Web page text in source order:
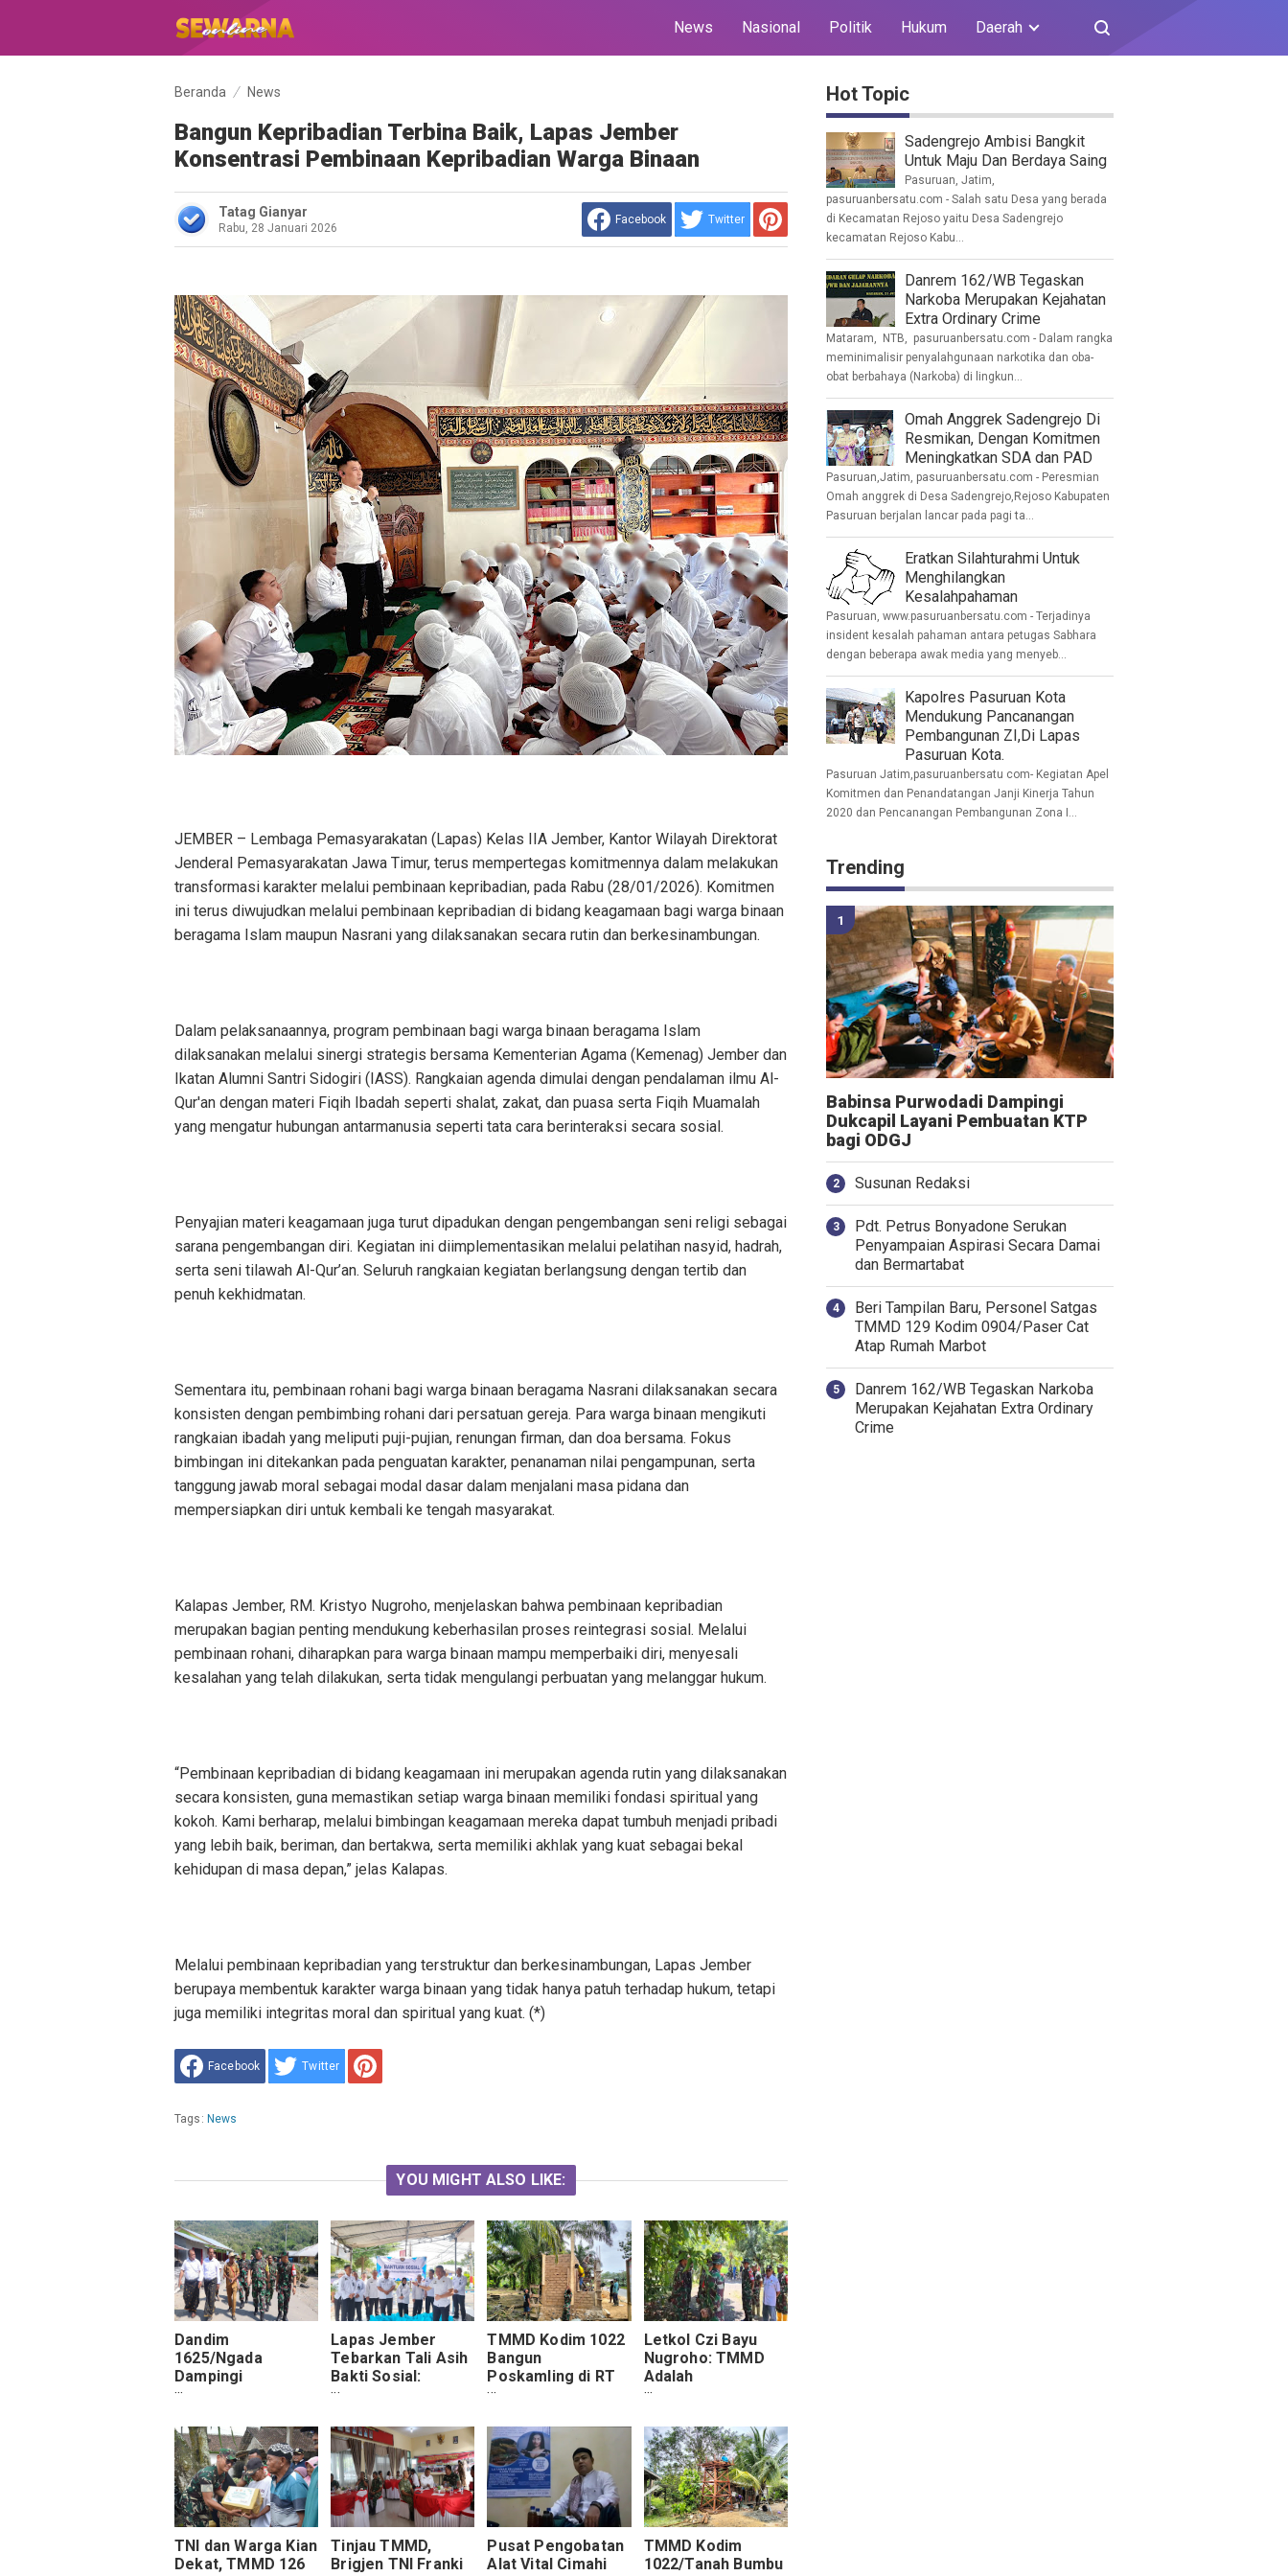
News Nasional Politik Hukum Daerah
Beranda News
Bangun Kepribadian Terbina Baik, Lapas Jember
Konsentrasi Pembinaan Kepribadian Warga Binaan
Tatag Gianyar
Rabu, 28 Januari 2026
Facebook Twitter
JEMBER – Lembaga Pemasyarakatan (Lapas) Kelas IIA Jember, Kantor Wilayah Direktorat
Jenderal Pemasyarakatan Jawa Timur, terus mempertegas komitmennya dalam melakukan
transformasi karakter melalui pembinaan kepribadian, pada Rabu (28/01/2026). Komitmen
ini terus diwujudkan melalui pembinaan kepribadian di bidang keagamaan bagi warga binaan
beragama Islam maupun Nasrani yang dilaksanakan secara rutin dan berkesinambungan.
Dalam pelaksanaannya, program pembinaan bagi warga binaan beragama Islam
dilaksanakan melalui sinergi strategis bersama Kementerian Agama (Kemenag) Jember dan
Ikatan Alumni Santri Sidogiri (IASS). Rangkaian agenda dimulai dengan pendalaman ilmu Al-
Qur'an dengan materi Fiqih Ibadah seperti shalat, zakat, dan puasa serta Fiqih Muamalah
yang mengatur hubungan antarmanusia seperti tata cara berinteraksi secara sosial.
Penyajian materi keagamaan juga turut dipadukan dengan pengembangan seni religi sebagai
sarana pengembangan diri. Kegiatan ini diimplementasikan melalui pelatihan nasyid, hadrah,
serta seni tilawah Al-Qur’an. Seluruh rangkaian kegiatan berlangsung dengan tertib dan
penuh kekhidmatan.
Sementara itu, pembinaan rohani bagi warga binaan beragama Nasrani dilaksanakan secara
konsisten dengan pembimbing rohani dari persatuan gereja. Para warga binaan mengikuti
rangkaian ibadah yang meliputi puji-pujian, renungan firman, dan doa bersama. Fokus
bimbingan ini ditekankan pada penguatan karakter, penanaman nilai pengampunan, serta
tanggung jawab moral sebagai modal dasar dalam menjalani masa pidana dan
mempersiapkan diri untuk kembali ke tengah masyarakat.
Kalapas Jember, RM. Kristyo Nugroho, menjelaskan bahwa pembinaan kepribadian
merupakan bagian penting mendukung keberhasilan proses reintegrasi sosial. Melalui
pembinaan rohani, diharapkan para warga binaan mampu memperbaiki diri, menyesali
kesalahan yang telah dilakukan, serta tidak mengulangi perbuatan yang melanggar hukum.
“Pembinaan kepribadian di bidang keagamaan ini merupakan agenda rutin yang dilaksanakan
secara konsisten, guna memastikan setiap warga binaan memiliki fondasi spiritual yang
kokoh. Kami berharap, melalui bimbingan keagamaan mereka dapat tumbuh menjadi pribadi
yang lebih baik, beriman, dan bertakwa, serta memiliki akhlak yang kuat sebagai bekal
kehidupan di masa depan,” jelas Kalapas.
Melalui pembinaan kepribadian yang terstruktur dan berkesinambungan, Lapas Jember
berupaya membentuk karakter warga binaan yang tidak hanya patuh terhadap hukum, tetapi
juga memiliki integritas moral dan spiritual yang kuat. (*)
Facebook Twitter
Tags: News
YOU MIGHT ALSO LIKE:
Dandim
1625/Ngada
Dampingi
Kunjungan Kerja
Kasad di TMMD ke-
126 Riung Barat
Lapas Jember
Tebarkan Tali Asih
Bakti Sosial:
Wujudkan
TMMD Kodim 1022
Bangun
Poskamling di RT
11 Rejosari,
Warga
Letkol Czi Bayu
Nugroho: TMMD
Adalah
Membangun
Sekaligus
Kebersamaan
TNI dan Warga Kian
Dekat, TMMD 126
Tinjau TMMD,
Brigjen TNI Franki
Pusat Pengobatan
Alat Vital Cimahi
TMMD Kodim
1022/Tanah Bumbu
Hot Topic
Sadengrejo Ambisi Bangkit
Untuk Maju Dan Berdaya Saing
Pasuruan, Jatim,
pasuruanbersatu.com - Salah satu Desa yang berada
di Kecamatan Rejoso yaitu Desa Sadengrejo
kecamatan Rejoso Kabu...
Danrem 162/WB Tegaskan
Narkoba Merupakan Kejahatan
Extra Ordinary Crime
Mataram, NTB, pasuruanbersatu.com - Dalam rangka
meminimalisir penyalahgunaan narkotika dan oba-
obat berbahaya (Narkoba) di lingkun...
Omah Anggrek Sadengrejo Di
Resmikan, Dengan Komitmen
Meningkatkan SDA dan PAD
Pasuruan,Jatim, pasuruanbersatu.com - Peresmian
Omah anggrek di Desa Sadengrejo,Rejoso Kabupaten
Pasuruan berjalan lancar pada pagi ta...
Eratkan Silahturahmi Untuk
Menghilangkan
Kesalahpahaman
Pasuruan, www.pasuruanbersatu.com - Terjadinya
insident kesalah pahaman antara petugas Sabhara
dengan beberapa awak media yang menyeb...
Kapolres Pasuruan Kota
Mendukung Pancanangan
Pembangunan ZI,Di Lapas
Pasuruan Kota.
Pasuruan Jatim,pasuruanbersatu com- Kegiatan Apel
Komitmen dan Penandatangan Janji Kinerja Tahun
2020 dan Pencanangan Pembangunan Zona I...
Trending
Babinsa Purwodadi Dampingi
Dukcapil Layani Pembuatan KTP
bagi ODGJ
Susunan Redaksi
Pdt. Petrus Bonyadone Serukan
Penyampaian Aspirasi Secara Damai
dan Bermartabat
Beri Tampilan Baru, Personel Satgas
TMMD 129 Kodim 0904/Paser Cat
Atap Rumah Marbot
Danrem 162/WB Tegaskan Narkoba
Merupakan Kejahatan Extra Ordinary
Crime